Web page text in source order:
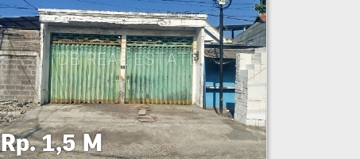
Rp. 1,5 M